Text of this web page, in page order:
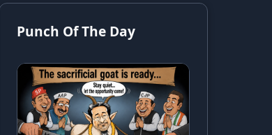
Punch Of The Day